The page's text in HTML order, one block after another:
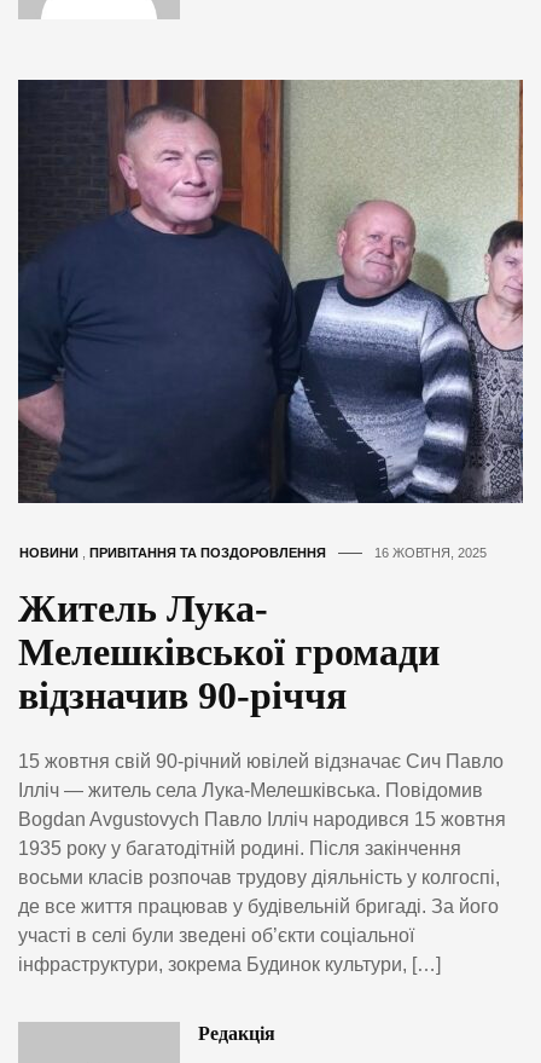
НОВИНИ ПРИВІТАННЯ ТА ПОЗДОРОВЛЕННЯ 16 ЖОВТНЯ, 2025
Житель Лука-
Мелешківської громади
відзначив 90-річчя
15 жовтня свій 90-річний ювілей відзначає Сич Павло
Ілліч — житель села Лука-Мелешківська. Повідомив
Bogdan Avgustovych Павло Ілліч народився 15 жовтня
1935 року у багатодітній родині. Після закінчення
восьми класів розпочав трудову діяльність у колгоспі,
де все життя працював у будівельній бригаді. За його
участі в селі були зведені об’єкти соціальної
інфраструктури, зокрема Будинок культури, […]
Редакція